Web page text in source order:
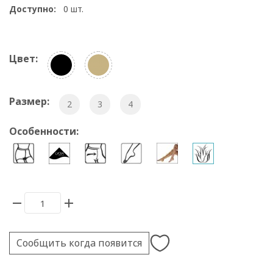
Доступно:
0 шт.
Цвет:
Размер: 2 3 4
Особенности:
Сообщить когда появится